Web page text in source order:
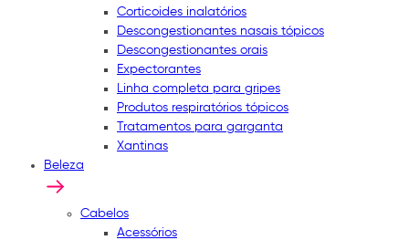
Corticoides inalatórios
Descongestionantes nasais tópicos
Descongestionantes orais
Expectorantes
Linha completa para gripes
Produtos respiratórios tópicos
Tratamentos para garganta
Xantinas
Beleza
Cabelos
Acessórios